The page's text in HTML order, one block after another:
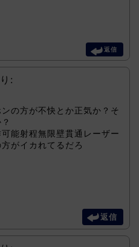
返信
:
の方が不快とか正気か？そ
能射程無限壁貫通レーザー
がイカれてるだろ
返信